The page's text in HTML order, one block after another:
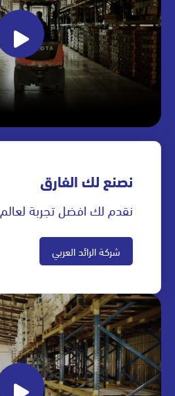
نصنع لك الفارق
نقدم لك افضل تجربة لعالم
شركة الرائد العربي